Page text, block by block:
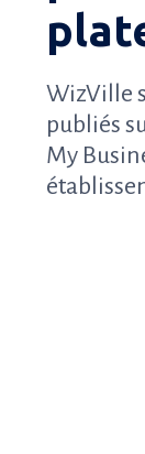
WizVille
publiés
My